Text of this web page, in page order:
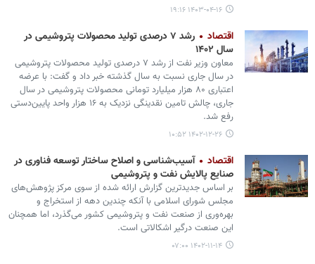
۱۴۰۳-۰۴-۱۶ ۱۹:۱۶
اقتصاد
رشد ۷ درصدی تولید محصولات پتروشیمی در
سال ۱۴۰۲
معاون وزیر نفت از رشد ۷ درصدی تولید محصولات پتروشیمی
در سال جاری نسبت به سال گذشته خبر داد و گفت: با عرضه
اعتباری ۸۰ هزار میلیارد تومانی محصولات پتروشیمی در سال
جاری، چالش تامین نقدینگی نزدیک به ۱۶ هزار واحد پایین‌دستی
رفع شد.
۱۴۰۲-۱۲-۲۶ ۱۰:۵۲
اقتصاد
آسیب‌شناسی و اصلاح ساختار توسعه فناوری در
صنایع پالایش نفت و پتروشیمی
بر اساس جدیدترین گزارش ارائه شده از سوی مرکز پژوهش‌های
مجلس شورای اسلامی با آنکه چندین دهه از استخراج و
بهره‌وری از صنعت نفت و پتروشیمی کشور می‌گذرد، اما همچنان
این صنعت درگیر اشکالاتی است.
۱۴۰۲-۱۱-۱۴ ۰۷:۰۰